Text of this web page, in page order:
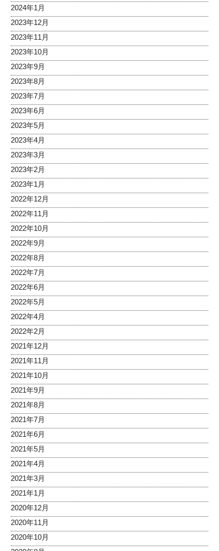
2024年1月
2023年12月
2023年11月
2023年10月
2023年9月
2023年8月
2023年7月
2023年6月
2023年5月
2023年4月
2023年3月
2023年2月
2023年1月
2022年12月
2022年11月
2022年10月
2022年9月
2022年8月
2022年7月
2022年6月
2022年5月
2022年4月
2022年2月
2021年12月
2021年11月
2021年10月
2021年9月
2021年8月
2021年7月
2021年6月
2021年5月
2021年4月
2021年3月
2021年1月
2020年12月
2020年11月
2020年10月